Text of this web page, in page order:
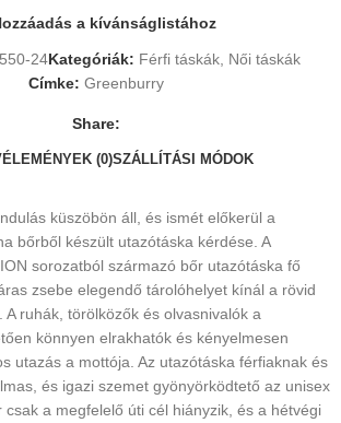
a kívánságlistához
24Kategóriák: Férfi táskák, Női táskák
Címke: Greenburry
Share:
(0)SZÁLLÍTÁSI MÓDOK
küszöbön áll, és ismét előkerül a
bőrből készült utazótáska kérdése. A
sorozatból származó bőr utazótáska fő
zsebe elegendő tárolóhelyet kínál a rövid
ruhák, törölközők és olvasnivalók a
könnyen elrakhatók és kényelmesen
utazás a mottója. Az utazótáska férfiaknak és
és igazi szemet gyönyörködtető az unisex
a megfelelő úti cél hiányzik, és a hétvégi